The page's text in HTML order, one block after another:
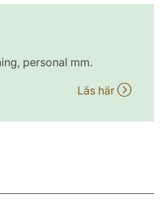
personal mm.
Läs här